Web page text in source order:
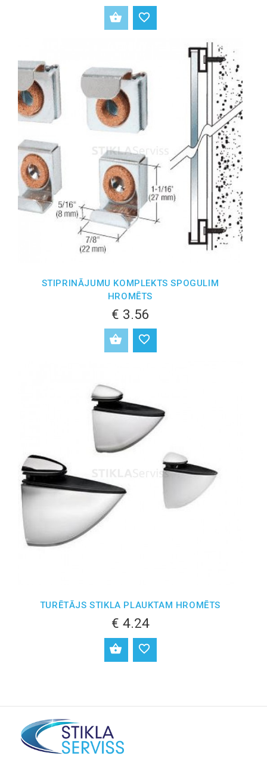
PIEVIENOT
STIPRINĀJUMU KOMPLEKTS SPOGULIM
HROMĒTS
€ 3.56
PIEVIENOT
TURĒTĀJS STIKLA PLAUKTAM HROMĒTS
€ 4.24
PIEVIENOT